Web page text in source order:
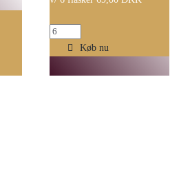
Boundary
Køb nu